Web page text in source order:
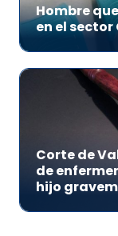
Hombre
en el
Corte de
de
hijo